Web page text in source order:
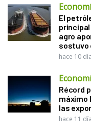
El
agro
sostuvo
hace 10
Récord
máximo
las
hace 11